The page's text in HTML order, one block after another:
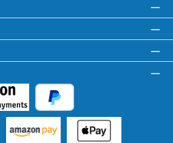
Später Bezahlen